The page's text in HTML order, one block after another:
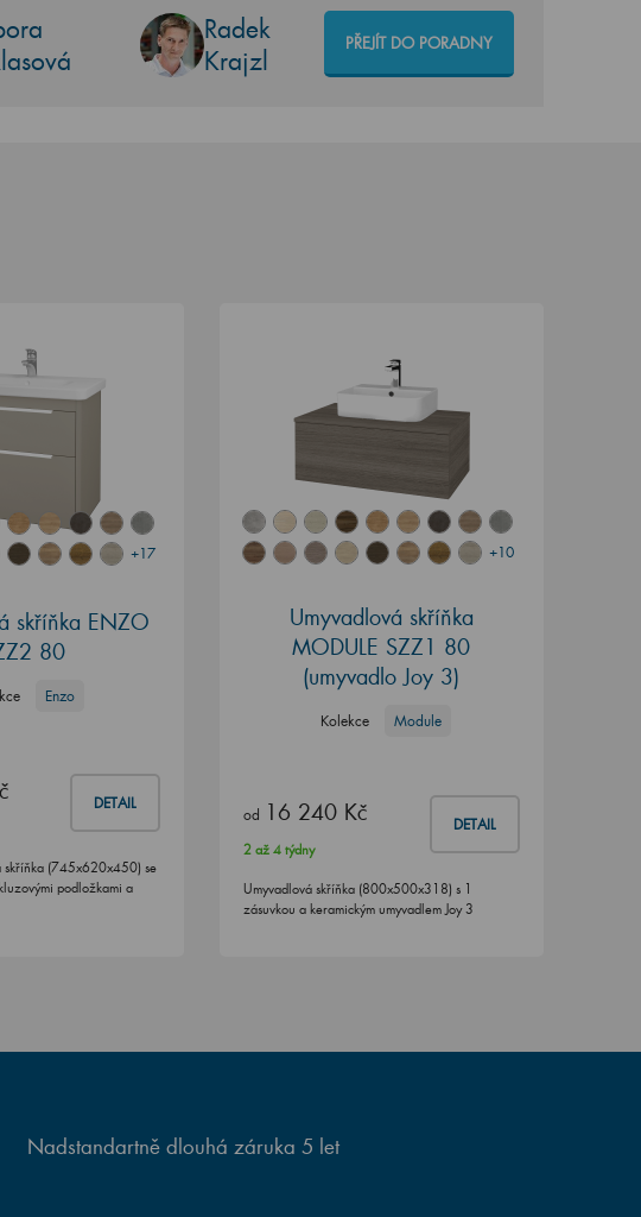
Radek
Krajzl
PŘEJÍT DO PORADNY
+17
skříňka ENZO
80
Enzo
DETAIL
skříňka (745x620x450) se
podložkami a
+10
Umyvadlová skříňka
MODULE SZZ1 80
(umyvadlo Joy 3)
Kolekce Module
od 16 240 Kč DETAIL
2 až 4 týdny
Umyvadlová skříňka (800x500x318) s 1
zásuvkou a keramickým umyvadlem Joy 3
Nadstandartně dlouhá záruka 5 let